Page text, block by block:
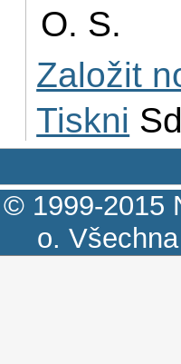
O. S.
Založit
Tiskni
© 1999-2015
o.